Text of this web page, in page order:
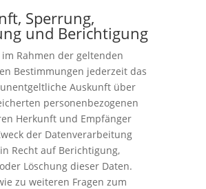
Sperrung,
und Berichtigung
Rahmen der geltenden
Bestimmungen jederzeit das
Auskunft über
personenbezogenen
Herkunft und Empfänger
der Datenverarbeitung
Recht auf Berichtigung,
Löschung dieser Daten.
zu weiteren Fragen zum